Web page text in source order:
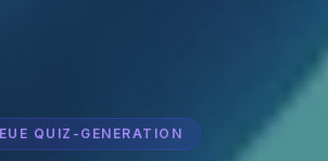
QUIZ-GENERATION